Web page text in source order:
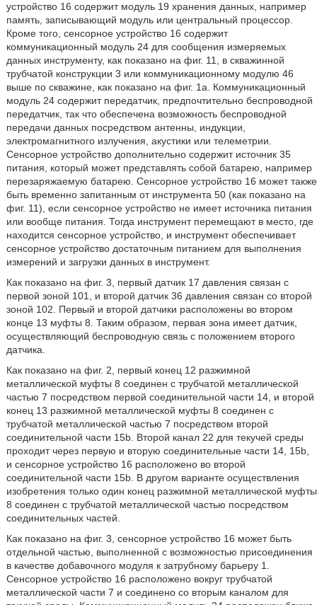
устройство 16 содержит модуль 19 хранения данных, например
память, записывающий модуль или центральный процессор.
Кроме того, сенсорное устройство 16 содержит
коммуникационный модуль 24 для сообщения измеряемых
данных инструменту, как показано на фиг. 11, в скважинной
трубчатой конструкции 3 или коммуникационному модулю 46
выше по скважине, как показано на фиг. 1а. Коммуникационный
модуль 24 содержит передатчик, предпочтительно беспроводной
передатчик, так что обеспечена возможность беспроводной
передачи данных посредством антенны, индукции,
электромагнитного излучения, акустики или телеметрии.
Сенсорное устройство дополнительно содержит источник 35
питания, который может представлять собой батарею, например
перезаряжаемую батарею. Сенсорное устройство 16 может также
быть временно запитанным от инструмента 50 (как показано на
фиг. 11), если сенсорное устройство не имеет источника питания
или вообще питания. Тогда инструмент перемещают в место, где
находится сенсорное устройство, и инструмент обеспечивает
сенсорное устройство достаточным питанием для выполнения
измерений и загрузки данных в инструмент.
Как показано на фиг. 3, первый датчик 17 давления связан с
первой зоной 101, и второй датчик 36 давления связан со второй
зоной 102. Первый и второй датчики расположены во втором
конце 13 муфты 8. Таким образом, первая зона имеет датчик,
осуществляющий беспроводную связь с положением второго
датчика.
Как показано на фиг. 2, первый конец 12 разжимной
металлической муфты 8 соединен с трубчатой металлической
частью 7 посредством первой соединительной части 14, и второй
конец 13 разжимной металлической муфты 8 соединен с
трубчатой металлической частью 7 посредством второй
соединительной части 15b. Второй канал 22 для текучей среды
проходит через первую и вторую соединительные части 14, 15b,
и сенсорное устройство 16 расположено во второй
соединительной части 15b. В другом варианте осуществления
изобретения только один конец разжимной металлической муфты
8 соединен с трубчатой металлической частью посредством
соединительных частей.
Как показано на фиг. 3, сенсорное устройство 16 может быть
отдельной частью, выполненной с возможностью присоединения
в качестве добавочного модуля к затрубному барьеру 1.
Сенсорное устройство 16 расположено вокруг трубчатой
металлической части 7 и соединено со вторым каналом для